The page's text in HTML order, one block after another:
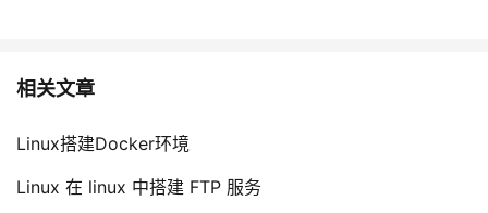
相关文章
Linux搭建Docker环境
Linux 在 linux 中搭建 FTP 服务